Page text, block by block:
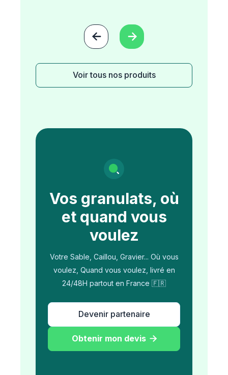
 
Voir tous nos produits
Vos granulats, où
et quand vous
voulez
Votre Sable, Caillou, Gravier... Où vous
voulez, Quand vous voulez, livré en
24/48H partout en France 🇫🇷
Devenir partenaire
Obtenir mon devis 